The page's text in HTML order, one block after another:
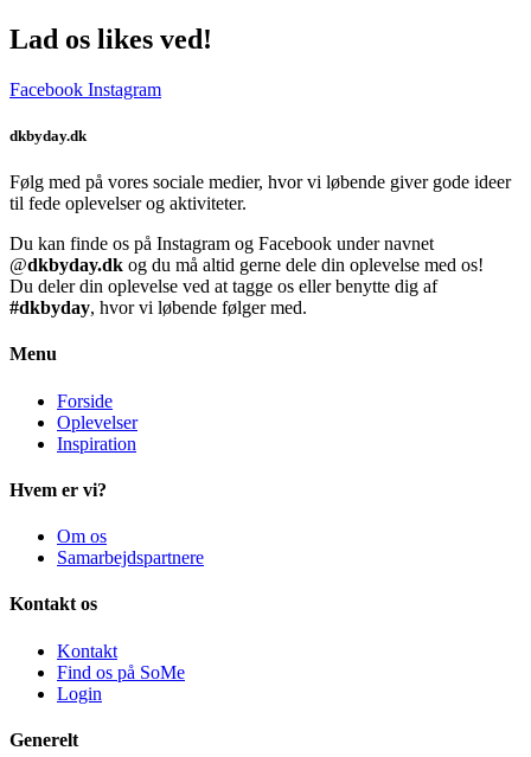
Lad os likes ved!
Facebook Instagram
dkbyday.dk
Følg med på vores sociale medier, hvor vi løbende giver gode ideer
til fede oplevelser og aktiviteter.
Du kan finde os på Instagram og Facebook under navnet
@dkbyday.dk og du må altid gerne dele din oplevelse med os!
Du deler din oplevelse ved at tagge os eller benytte dig af
#dkbyday, hvor vi løbende følger med.
Menu
Forside
Oplevelser
Inspiration
Hvem er vi?
Om os
Samarbejdspartnere
Kontakt os
Kontakt
Find os på SoMe
Login
Generelt